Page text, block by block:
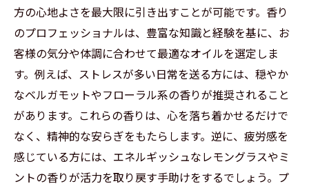
方の心地よさを最大限に引き出すことが可能です。香り
のプロフェッショナルは、豊富な知識と経験を基に、お
客様の気分や体調に合わせて最適なオイルを選定しま
す。例えば、ストレスが多い日常を送る方には、穏やか
なベルガモットやフローラル系の香りが推奨されること
があります。これらの香りは、心を落ち着かせるだけで
なく、精神的な安らぎをもたらします。逆に、疲労感を
感じている方には、エネルギッシュなレモングラスやミ
ントの香りが活力を取り戻す手助けをするでしょう。プ